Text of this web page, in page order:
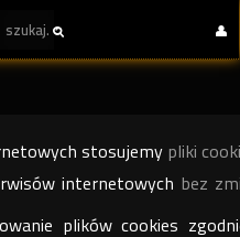
stosujemy pliki
internetowych bez
plików cookies